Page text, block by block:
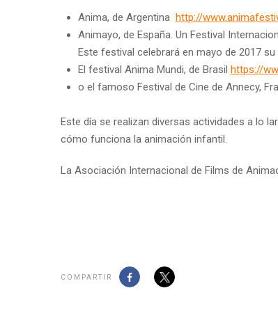
Anima, de Argentina http://
Animayo, de España. Un Festival
Este festival celebrará en mayo de 2017
El festival Anima Mundi, de Brasil https://
o el famoso Festival de Cine de Annecy,
Este día se realizan diversas actividades a lo
cómo funciona la animación infantil.
La Asociación Internacional de Films de
COMPARTIR